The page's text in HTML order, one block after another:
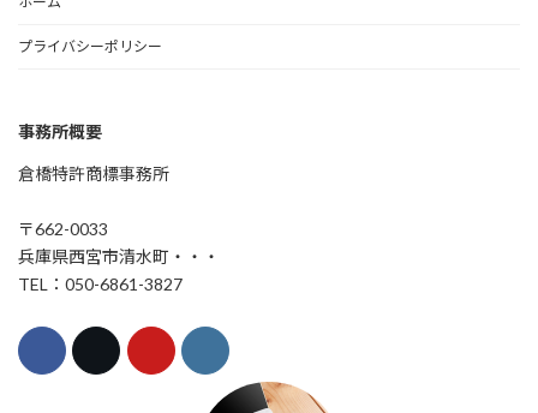
プライバシーポリシー
事務所概要
倉橋特許商標事務所
〒662-0033
兵庫県西宮市清水町・・・
TEL：050-6861-3827